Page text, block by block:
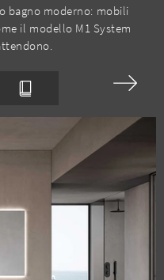
bagno moderno: mobili
il modello M1 System